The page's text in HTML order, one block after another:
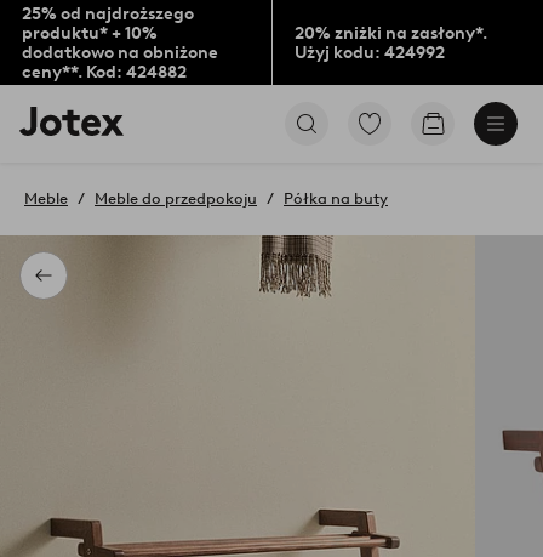
25% od najdroższego
produktu* + 10%
dodatkowo na obniżone
ceny**. Kod: 424882
20% zniżki na zasłony*.
Użyj kodu: 424992
Logo
Jotex
na
stronę
Przejdź
oznaczonych
Przejdź
Powrót
Meble Meble do przedpokoju Półka na buty